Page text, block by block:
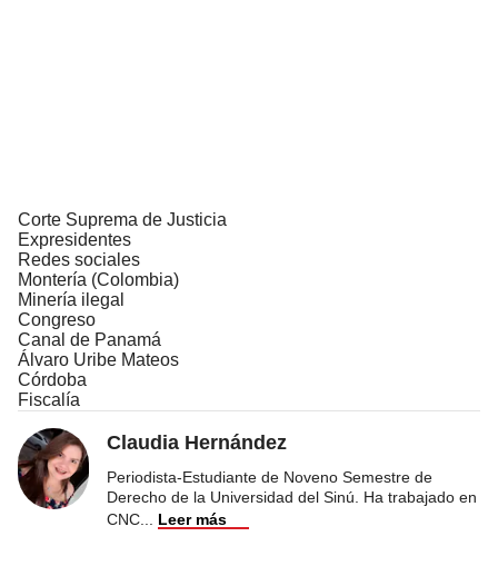
Corte Suprema de Justicia
Expresidentes
Redes sociales
Montería (Colombia)
Minería ilegal
Congreso
Canal de Panamá
Álvaro Uribe Mateos
Córdoba
Fiscalía
Claudia Hernández
Periodista-Estudiante de Noveno Semestre de
Derecho de la Universidad del Sinú. Ha trabajado en
CNC
Leer más